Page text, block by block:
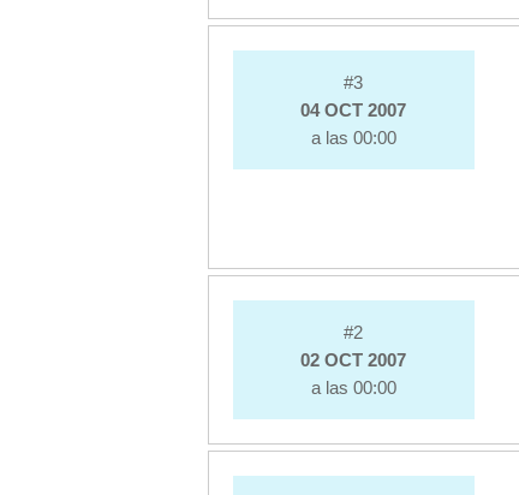
#3
04 OCT 2007
a las 00:00
#2
02 OCT 2007
a las 00:00